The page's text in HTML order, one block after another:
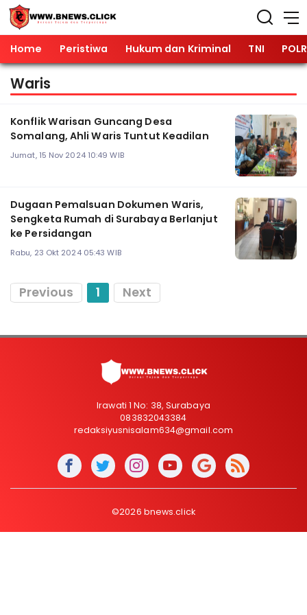
Home Peristiwa Hukum dan Kriminal TNI
Waris
Konflik Warisan Guncang Desa
Somalang, Ahli Waris Tuntut Keadilan
Jumat, 15 Nov 2024 10:49 WIB
Dugaan Pemalsuan Dokumen Waris,
Sengketa Rumah di Surabaya Berlanjut
ke Persidangan
Rabu, 23 Okt 2024 05:43 WIB
Previous 1 Next
Irawati 1 No: 38, Surabaya
083832043384
redaksiyusnisalam634@gmail.com
©2026 bnews.click